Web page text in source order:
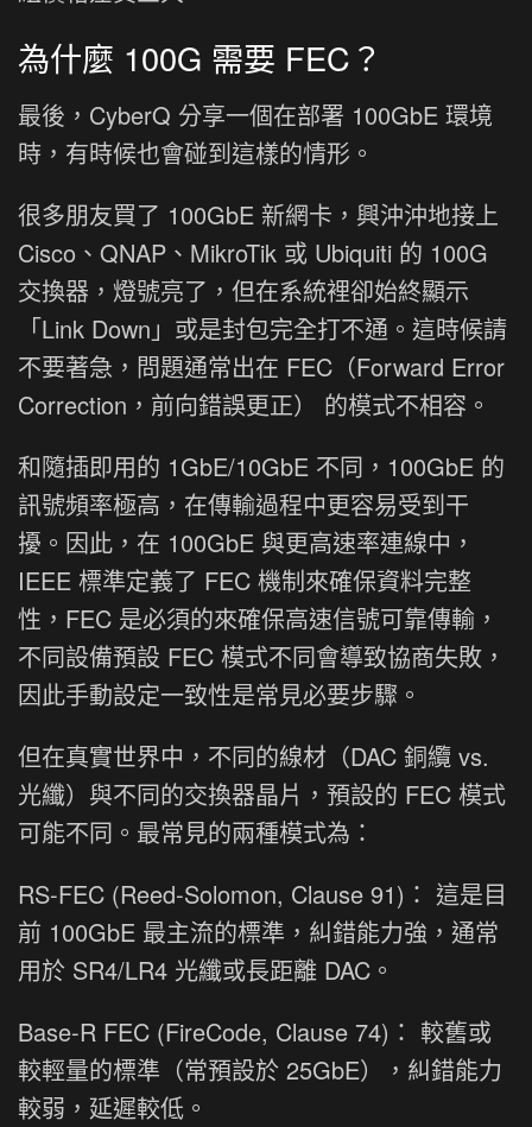
為什麼 100G 需要 FEC？
最後，CyberQ 分享一個在部署 100GbE 環境
時，有時候也會碰到這樣的情形。
很多朋友買了 100GbE 新網卡，興沖沖地接上
Cisco、QNAP、MikroTik 或 Ubiquiti 的 100G
交換器，燈號亮了，但在系統裡卻始終顯示
「Link Down」或是封包完全打不通。這時候請
不要著急，問題通常出在 FEC（Forward Error
Correction，前向錯誤更正） 的模式不相容。
和隨插即用的 1GbE/10GbE 不同，100GbE 的
訊號頻率極高，在傳輸過程中更容易受到干
擾。因此，在 100GbE 與更高速率連線中，
IEEE 標準定義了 FEC 機制來確保資料完整
性，FEC 是必須的來確保高速信號可靠傳輸，
不同設備預設 FEC 模式不同會導致協商失敗，
因此手動設定一致性是常見必要步驟。
但在真實世界中，不同的線材（DAC 銅纜 vs.
光纖）與不同的交換器晶片，預設的 FEC 模式
可能不同。最常見的兩種模式為：
RS-FEC (Reed-Solomon, Clause 91)： 這是目
前 100GbE 最主流的標準，糾錯能力強，通常
用於 SR4/LR4 光纖或長距離 DAC。
Base-R FEC (FireCode, Clause 74)： 較舊或
較輕量的標準（常預設於 25GbE），糾錯能力
較弱，延遲較低。